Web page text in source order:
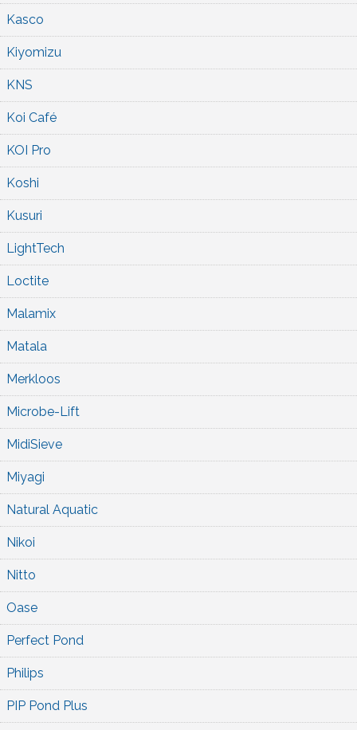
Kasco
Kiyomizu
KNS
Koi Café
KOI Pro
Koshi
Kusuri
LightTech
Loctite
Malamix
Matala
Merkloos
Microbe-Lift
MidiSieve
Miyagi
Natural Aquatic
Nikoi
Nitto
Oase
Perfect Pond
Philips
PIP Pond Plus